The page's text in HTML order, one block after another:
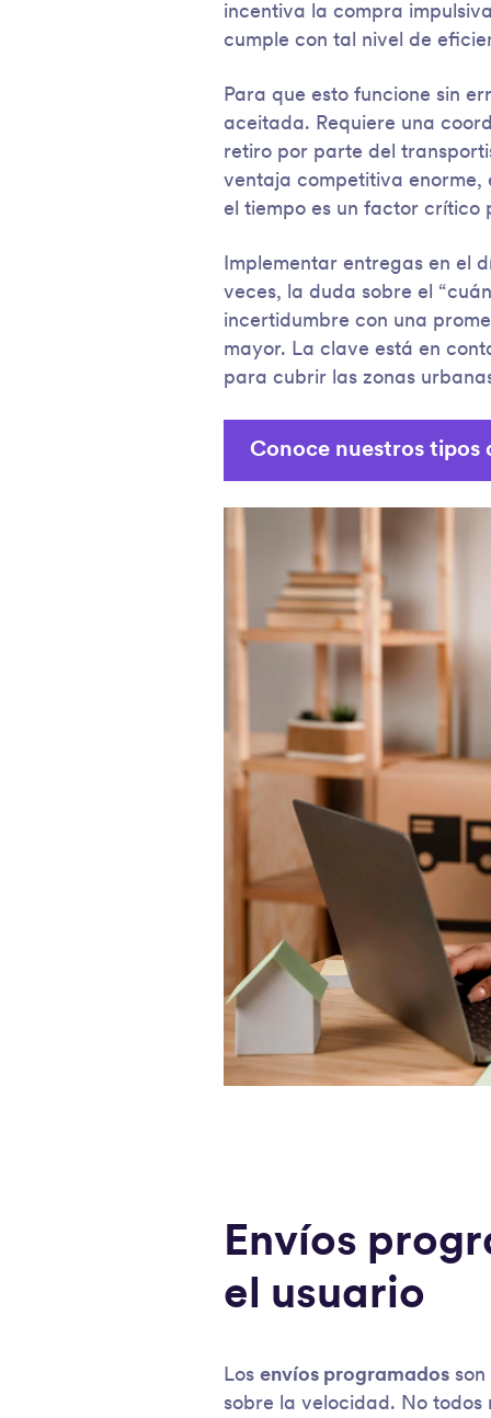
incentiva la compra
cumple con tal nivel de
Para que esto funcione sin
aceitada. Requiere una
retiro por parte del
ventaja competitiva enorme,
el tiempo es un factor crítico
Implementar entregas en el
veces, la duda sobre el
incertidumbre con una
mayor. La clave está en
para cubrir las zonas
Conoce nuestros tipos
Envíos
el usuario
Los envíos programados
sobre la velocidad. No todos